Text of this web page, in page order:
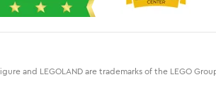
and LEGOLAND are trademarks of the LEGO